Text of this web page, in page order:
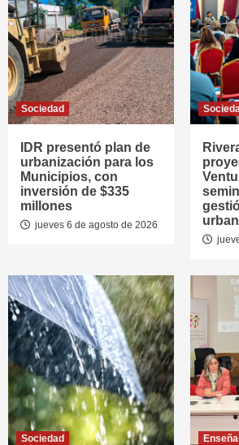
Sociedad
IDR presentó plan de
urbanización para los
Municipios, con
inversión de $335
millones
jueves 6 de agosto de 2026
Sociedad